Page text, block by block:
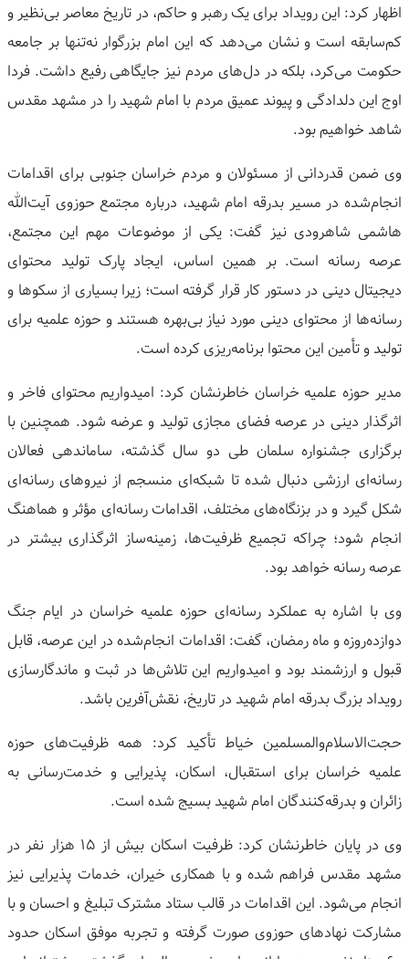
اظهار کرد: این رویداد برای یک رهبر و حاکم، در تاریخ معاصر بی‌نظیر و
کم‌سابقه است و نشان می‌دهد که این امام بزرگوار نه‌تنها بر جامعه
حکومت می‌کرد، بلکه در دل‌های مردم نیز جایگاهی رفیع داشت. فردا
اوج این دلدادگی و پیوند عمیق مردم با امام شهید را در مشهد مقدس
شاهد خواهیم بود.
وی ضمن قدردانی از مسئولان و مردم خراسان جنوبی برای اقدامات
انجام‌شده در مسیر بدرقه امام شهید، درباره مجتمع حوزوی آیت‌الله
هاشمی شاهرودی نیز گفت: یکی از موضوعات مهم این مجتمع،
عرصه رسانه است. بر همین اساس، ایجاد پارک تولید محتوای
دیجیتال دینی در دستور کار قرار گرفته است؛ زیرا بسیاری از سکوها و
رسانه‌ها از محتوای دینی مورد نیاز بی‌بهره هستند و حوزه علمیه برای
تولید و تأمین این محتوا برنامه‌ریزی کرده است.
مدیر حوزه علمیه خراسان خاطرنشان کرد: امیدواریم محتوای فاخر و
اثرگذار دینی در عرصه فضای مجازی تولید و عرضه شود. همچنین با
برگزاری جشنواره سلمان طی دو سال گذشته، ساماندهی فعالان
رسانه‌ای ارزشی دنبال شده تا شبکه‌ای منسجم از نیروهای رسانه‌ای
شکل گیرد و در بزنگاه‌های مختلف، اقدامات رسانه‌ای مؤثر و هماهنگ
انجام شود؛ چراکه تجمیع ظرفیت‌ها، زمینه‌ساز اثرگذاری بیشتر در
عرصه رسانه خواهد بود.
وی با اشاره به عملکرد رسانه‌ای حوزه علمیه خراسان در ایام جنگ
دوازده‌روزه و ماه رمضان، گفت: اقدامات انجام‌شده در این عرصه، قابل
قبول و ارزشمند بود و امیدواریم این تلاش‌ها در ثبت و ماندگارسازی
رویداد بزرگ بدرقه امام شهید در تاریخ، نقش‌آفرین باشد.
حجت‌الاسلام‌والمسلمین خیاط تأکید کرد: همه ظرفیت‌های حوزه
علمیه خراسان برای استقبال، اسکان، پذیرایی و خدمت‌رسانی به
زائران و بدرقه‌کنندگان امام شهید بسیج شده است.
وی در پایان خاطرنشان کرد: ظرفیت اسکان بیش از ۱۵ هزار نفر در
مشهد مقدس فراهم شده و با همکاری خیران، خدمات پذیرایی نیز
انجام می‌شود. این اقدامات در قالب ستاد مشترک تبلیغ و احسان و با
مشارکت نهادهای حوزوی صورت گرفته و تجربه موفق اسکان حدود